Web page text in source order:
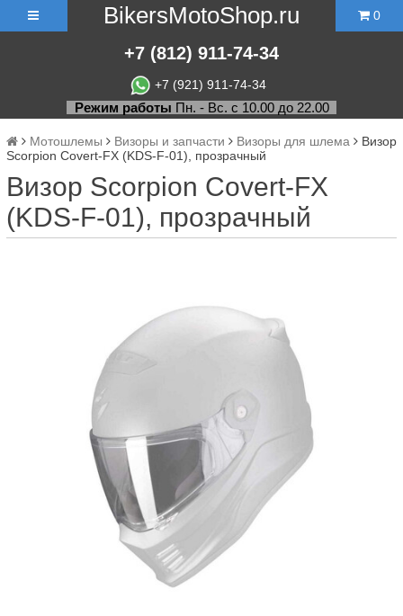
BikersMotoShop.ru
+7 (812) 911-74-34
+7 (921) 911-74-34
0
Режим работы Пн. - Вс. с 10.00 до 22.00
Мотошлемы Визоры и запчасти Визоры для шлема
Визор
Scorpion Covert-FX (KDS-F-01), прозрачный
Визор Scorpion Covert-FX
(KDS-F-01), прозрачный